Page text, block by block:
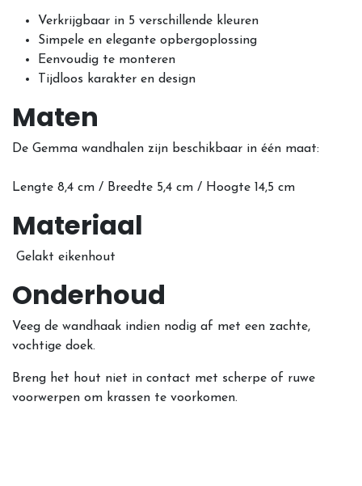
Verkrijgbaar in 5 verschillende kleuren
Simpele en elegante opbergoplossing
Eenvoudig te monteren
Tijdloos karakter en design
Maten
De Gemma wandhalen zijn beschikbaar in één maat:
Lengte 8,4 cm / Breedte 5,4 cm / Hoogte 14,5 cm
Materiaal
Gelakt eikenhout
Onderhoud
Veeg de wandhaak indien nodig af met een zachte,
vochtige doek.
Breng het hout niet in contact met scherpe of ruwe
voorwerpen om krassen te voorkomen.